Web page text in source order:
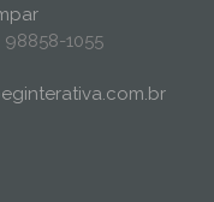
98858-1055